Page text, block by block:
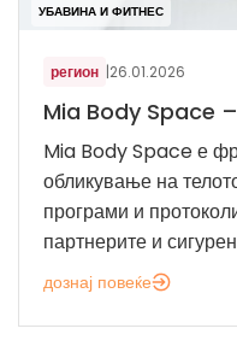
УБАВИНА И ФИТНЕС
регион |26.01.2026
Mia Body Space
Mia Body Space е
обликување на
програми и
партнерите и
дознај повеќе